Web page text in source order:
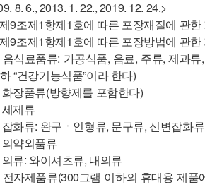
8. 6., 2013. 1. 22., 2019. 12. 24.>
9조제1항제1호에 따른 포장재질에 관
9조제1항제1호에 따른 포장방법에 관
음식료품류: 가공식품, 음료, 주류, 제과
“건강기능식품”이라 한다)
화장품류(방향제를 포함한다)
세제류
잡화류: 완구ㆍ인형류, 문구류, 신변잡화
의약외품류
의류: 와이셔츠류, 내의류
자제품류(300그램 이하의 휴대용 제